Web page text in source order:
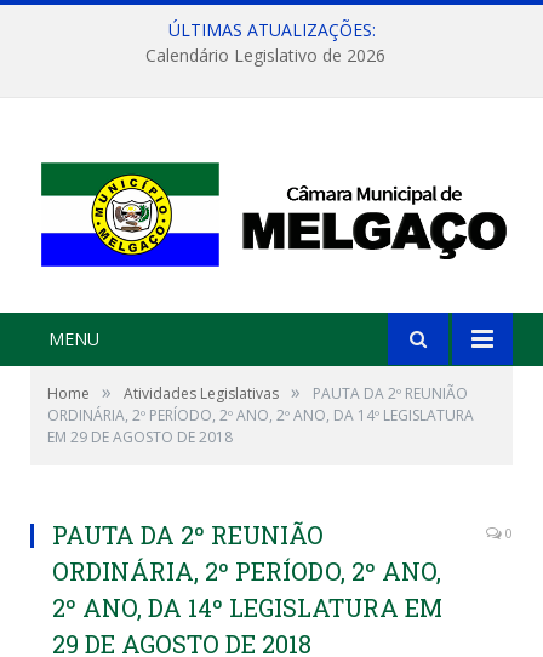
ÚLTIMAS ATUALIZAÇÕES:
Calendário Legislativo de 2026
MENU
Home » Atividades Legislativas »
PAUTA DA 2º REUNIÃO
ORDINÁRIA, 2º PERÍODO, 2º ANO, 2º ANO, DA 14º LEGISLATURA
EM 29 DE AGOSTO DE 2018
PAUTA DA 2º REUNIÃO
ORDINÁRIA, 2º PERÍODO, 2º ANO,
2º ANO, DA 14º LEGISLATURA EM
29 DE AGOSTO DE 2018
0